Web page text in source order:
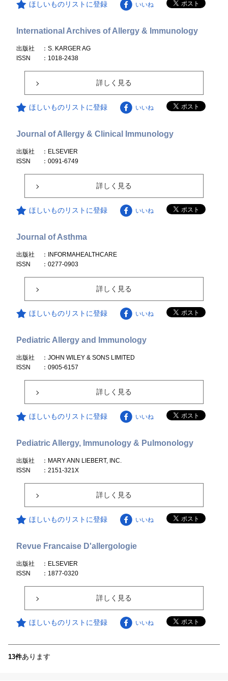
ほしいものリストに登録 いいね
International Archives of Allergy & Immunology
出版社
：S. KARGER AG
ISSN
：1018-2438
詳しく見る
ほしいものリストに登録 いいね
Journal of Allergy & Clinical Immunology
出版社
：ELSEVIER
ISSN
：0091-6749
詳しく見る
ほしいものリストに登録 いいね
Journal of Asthma
出版社
：INFORMAHEALTHCARE
ISSN
：0277-0903
詳しく見る
ほしいものリストに登録 いいね
Pediatric Allergy and Immunology
出版社
：JOHN WILEY & SONS LIMITED
ISSN
：0905-6157
詳しく見る
ほしいものリストに登録 いいね
Pediatric Allergy, Immunology & Pulmonology
出版社
：MARY ANN LIEBERT, INC.
ISSN
：2151-321X
詳しく見る
ほしいものリストに登録 いいね
Revue Francaise D'allergologie
出版社
：ELSEVIER
ISSN
：1877-0320
詳しく見る
ほしいものリストに登録 いいね
13件あります